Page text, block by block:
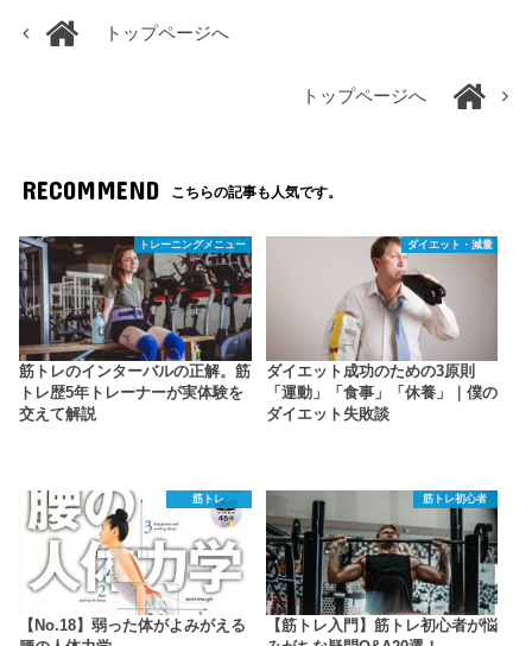
トップページへ
トップページへ
RECOMMEND こちらの記事も人気です。
トレーニングメニュー
筋トレのインターバルの正解。筋
トレ歴5年トレーナーが実体験を
交えて解説
ダイエット・減量
ダイエット成功のための3原則
「運動」「食事」「休養」｜僕の
ダイエット失敗談
筋トレ
【No.18】弱った体がよみがえる
筋トレ初心者
【筋トレ入門】筋トレ初心者が悩